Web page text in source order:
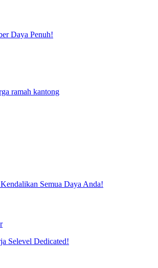
Daya Penuh!
ramah kantong
Semua Daya Anda!
Selevel Dedicated!